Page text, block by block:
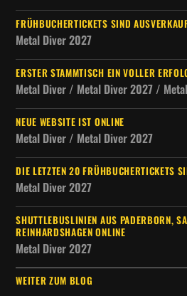
FRÜHBUCHERTICKETS SIND
Metal Diver 2027
ERSTER STAMMTISCH EIN VOLLER
Metal Diver / Metal Diver 2027 /
NEUE WEBSITE IST ONLINE
Metal Diver / Metal Diver 2027
DIE LETZTEN 20 FRÜHBUCHERTICKETS
Metal Diver 2027
SHUTTLEBUSLINIEN AUS PADERBORN,
REINHARDSHAGEN ONLINE
Metal Diver 2027
WEITER ZUM BLOG